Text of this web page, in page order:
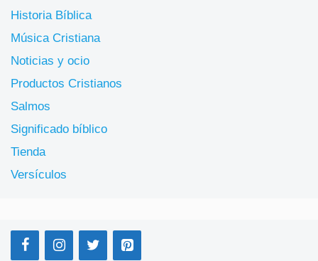
Historia Bíblica
Música Cristiana
Noticias y ocio
Productos Cristianos
Salmos
Significado bíblico
Tienda
Versículos